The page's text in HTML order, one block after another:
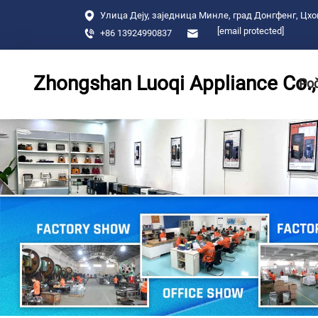
Улица Деју, заједница Минле, град Донгфенг,
+86 13924990837
[email protected]
Zhongshan Luoqi Appliance